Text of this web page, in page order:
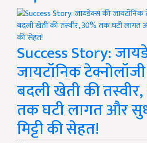
Success Story:
जायटॉनिक
बदली खेती की
तक घटी लागत और
मिट्टी की सेहत!